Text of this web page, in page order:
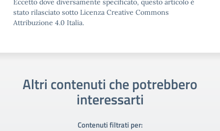
Eccetto dove diversamente specificato, questo articolo è
stato rilasciato sotto Licenza Creative Commons
Attribuzione 4.0 Italia.
Altri contenuti che potrebbero
interessarti
Contenuti filtrati per: